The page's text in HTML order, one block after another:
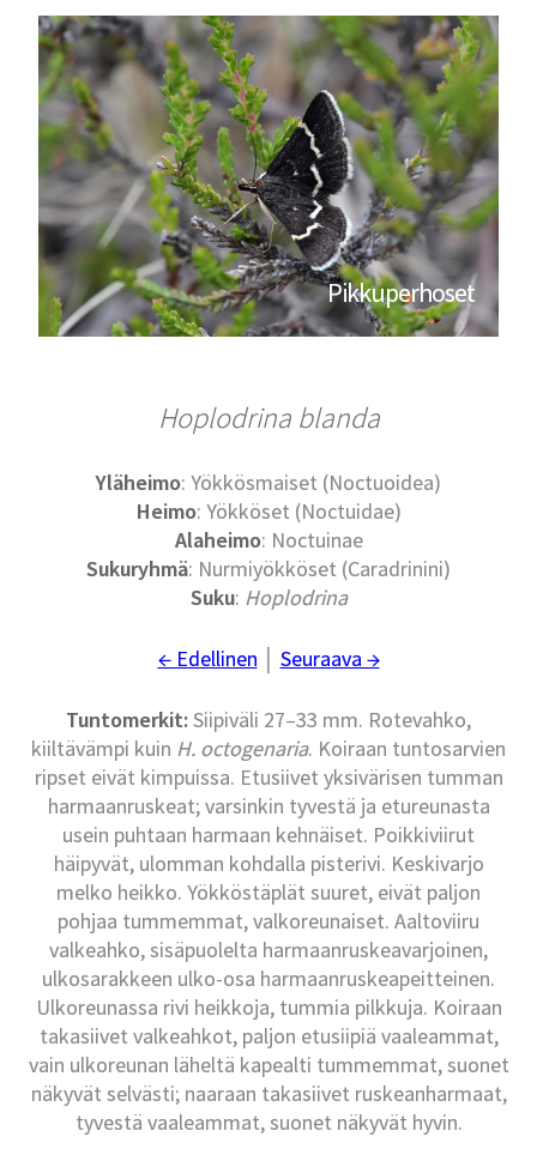
Pikkuperhoset
Hoplodrina blanda
Yläheimo: Yökkösmaiset (Noctuoidea)
Heimo: Yökköset (Noctuidae)
Alaheimo: Noctuinae
Sukuryhmä: Nurmiyökköset (Caradrinini)
Suku: Hoplodrina
← Edellinen Seuraava →
Tuntomerkit:Siipiväli 27–33 mm. Rotevahko,
kiiltävämpi kuin H. octogenaria. Koiraan tuntosarvien
ripset eivät kimpuissa. Etusiivet yksivärisen tumman
harmaanruskeat; varsinkin tyvestä ja etureunasta
usein puhtaan harmaan kehnäiset. Poikkiviirut
häipyvät, ulomman kohdalla pisterivi. Keskivarjo
melko heikko. Yökköstäplät suuret, eivät paljon
pohjaa tummemmat, valkoreunaiset. Aaltoviiru
valkeahko, sisäpuolelta harmaanruskeavarjoinen,
ulkosarakkeen ulko-osa harmaanruskeapeitteinen.
Ulkoreunassa rivi heikkoja, tummia pilkkuja. Koiraan
takasiivet valkeahkot, paljon etusiipiä vaaleammat,
vain ulkoreunan läheltä kapealti tummemmat, suonet
näkyvät selvästi; naaraan takasiivet ruskeanharmaat,
tyvestä vaaleammat, suonet näkyvät hyvin.